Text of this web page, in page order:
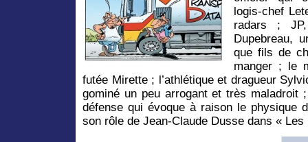
logis-chef
radars ; JP,
Dupebreau,
que fils de
manger ; le
futée Mirette ; l’athlétique et dragueur
gominé un peu arrogant et très maladroit
défense qui évoque à raison le physique
son rôle de Jean-Claude Dusse dans « Les